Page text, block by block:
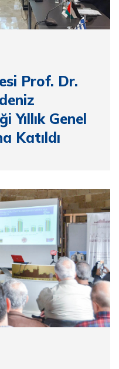
Prof. Dr.
Yıllık Genel
Katıldı